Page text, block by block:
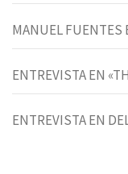
MANUEL FUENTES
ENTREVISTA EN
ENTREVISTA EN